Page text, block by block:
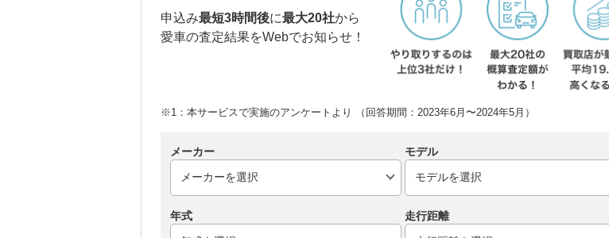
申込み最短3時間後に最大20社から
愛車の査定結果をWebでお知らせ！
※1：本サービスで実施のアンケートより （回答期間：2023年6月〜2024年5月）
メーカー モデル
年式 走行距離